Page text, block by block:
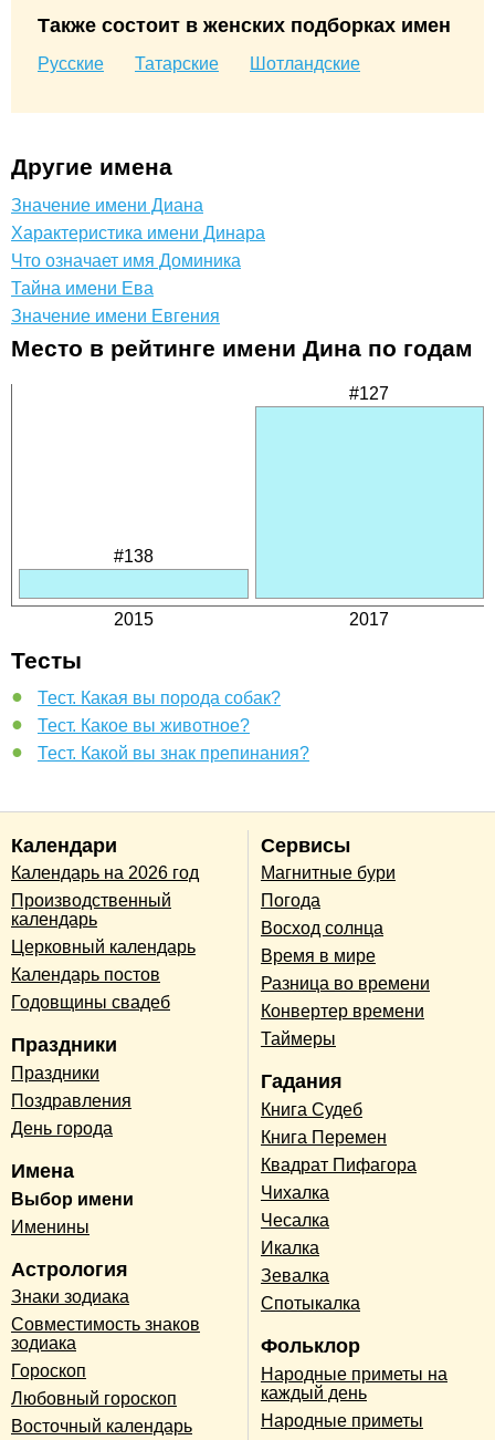
Также состоит в женских подборках имен
Русские Татарские Шотландские
Другие имена
Значение имени Диана
Характеристика имени Динара
Что означает имя Доминика
Тайна имени Ева
Значение имени Евгения
Место в рейтинге имени Дина по годам
#138
2015
#127
2017
Тесты
Тест. Какая вы порода собак?
Тест. Какое вы животное?
Тест. Какой вы знак препинания?
Календари
Календарь на 2026 год
Производственный
календарь
Церковный календарь
Календарь постов
Годовщины свадеб
Праздники
Праздники
Поздравления
День города
Имена
Выбор имени
Именины
Астрология
Знаки зодиака
Совместимость знаков
зодиака
Гороскоп
Любовный гороскоп
Восточный календарь
Сервисы
Магнитные бури
Погода
Восход солнца
Время в мире
Разница во времени
Конвертер времени
Таймеры
Гадания
Книга Судеб
Книга Перемен
Квадрат Пифагора
Чихалка
Чесалка
Икалка
Зевалка
Спотыкалка
Фольклор
Народные приметы на
каждый день
Народные приметы